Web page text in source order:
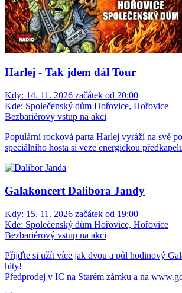
Harlej - Tak jdem dál Tour
Kdy: 14. 11. 2026 začátek od 20:00
Kde: Společenský dům Hořovice, Hořovice
Bezbariérový vstup na akci
Populární rocková parta Harlej vyráží na své
speciálního hosta si veze energickou
Galakoncert Dalibora Jandy
Kdy: 15. 11. 2026 začátek od 19:00
Kde: Společenský dům Hořovice, Hořovice
Bezbariérový vstup na akci
Přijďte si užít více jak dvou a půl hodinový
hity!
Předprodej v IC na Starém zámku a na